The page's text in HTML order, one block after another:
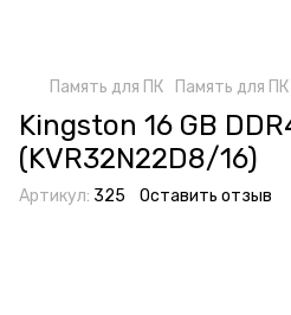
Память для ПК Память для
Kingston 16 GB
(KVR32N22D8/16)
Артикул: 325 Оставить отзыв